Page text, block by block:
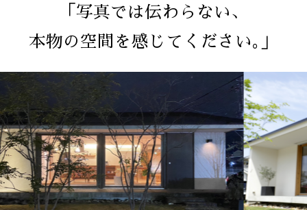
「写真では伝わらない、
本物の空間を感じてください｡」